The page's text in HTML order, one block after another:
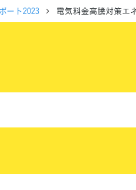
ート2023 電気料金高騰対策エ